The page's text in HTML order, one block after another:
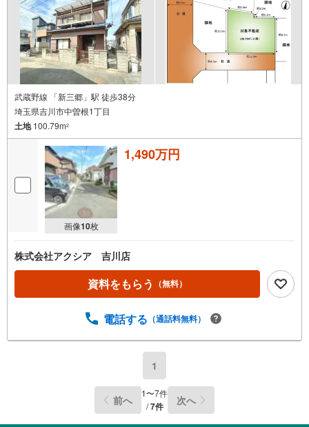
武蔵野線 「新三郷」駅 徒歩38分
埼玉県吉川市中曽根1丁目
土地100.79m2
画像10枚
1,490万円
株式会社アクシア 吉川店
資料をもらう （無料）
電話する （通話料無料）
1
前へ 1〜7件
/7件 次へ